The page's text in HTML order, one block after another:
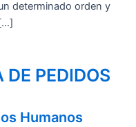
determinado orden y
DE PEDIDOS
Humanos